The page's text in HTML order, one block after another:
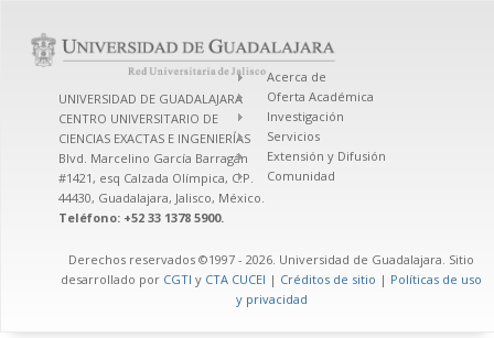
UNIVERSIDAD DE GUADALAJARA
CENTRO UNIVERSITARIO DE
CIENCIAS EXACTAS E INGENIERÍAS
Blvd. Marcelino García Barragán
#1421, esq Calzada Olímpica, C.P.
44430, Guadalajara, Jalisco, México.
Teléfono: +52 33 1378 5900.
Acerca de
Oferta Académica
Investigación
Servicios
Extensión y Difusión
Comunidad
Derechos reservados ©1997 - 2026. Universidad de Guadalajara. Sitio
desarrollado por CGTI y CTA CUCEI | Créditos de sitio | Políticas de uso
y privacidad